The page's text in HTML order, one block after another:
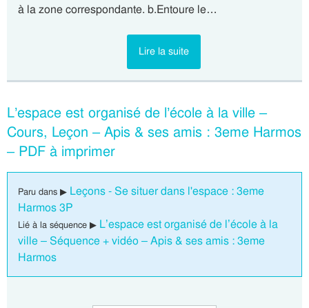
à la zone correspondante. b.Entoure le…
Lire la suite
L’espace est organisé de l’école à la ville –
Cours, Leçon – Apis & ses amis : 3eme Harmos
– PDF à imprimer
Paru dans ▶ Leçons - Se situer dans l'espace : 3eme
Harmos 3P
Lié à la séquence ▶ L’espace est organisé de l’école à la
ville – Séquence + vidéo – Apis & ses amis : 3eme
Harmos